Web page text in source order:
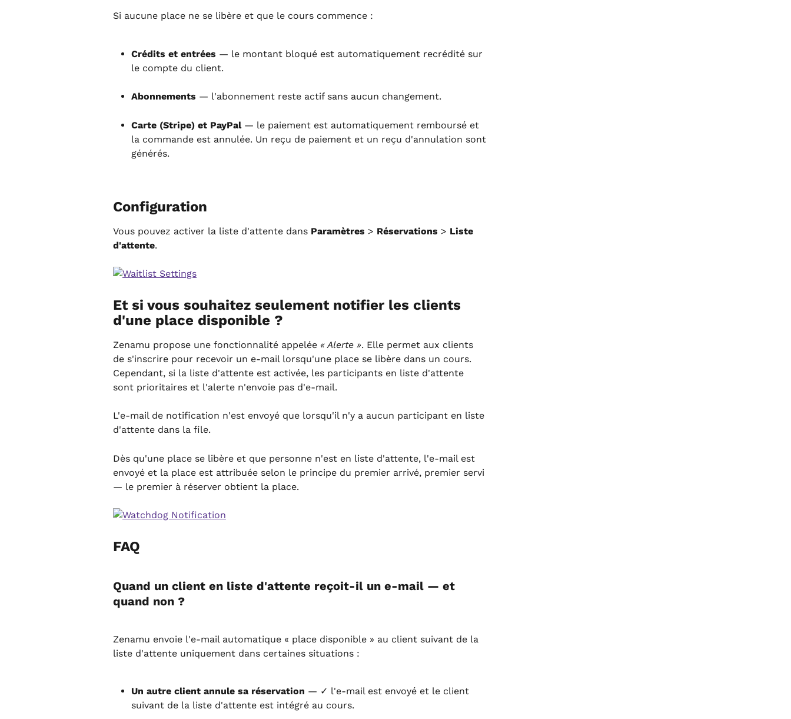
Si aucune place ne se libère et que le cours commence :
Crédits et entrées — le montant bloqué est automatiquement recrédité sur
le compte du client.
Abonnements — l'abonnement reste actif sans aucun changement.
Carte (Stripe) et PayPal — le paiement est automatiquement remboursé et
la commande est annulée. Un reçu de paiement et un reçu d'annulation sont
générés.
Configuration
Vous pouvez activer la liste d'attente dans Paramètres > Réservations > Liste
d'attente.
Et si vous souhaitez seulement notifier les clients
d'une place disponible ?
Zenamu propose une fonctionnalité appelée « Alerte ». Elle permet aux clients
de s'inscrire pour recevoir un e-mail lorsqu'une place se libère dans un cours.
Cependant, si la liste d'attente est activée, les participants en liste d'attente
sont prioritaires et l'alerte n'envoie pas d'e-mail.
L'e-mail de notification n'est envoyé que lorsqu'il n'y a aucun participant en liste
d'attente dans la file.
Dès qu'une place se libère et que personne n'est en liste d'attente, l'e-mail est
envoyé et la place est attribuée selon le principe du premier arrivé, premier servi
— le premier à réserver obtient la place.
FAQ
Quand un client en liste d'attente reçoit-il un e-mail — et
quand non ?
Zenamu envoie l'e-mail automatique « place disponible » au client suivant de la
liste d'attente uniquement dans certaines situations :
Un autre client annule sa réservation — ✓ l'e-mail est envoyé et le client
suivant de la liste d'attente est intégré au cours.